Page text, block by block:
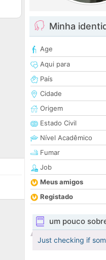
Minha
Age
Aqui para
País
Cidade
Origem
Estado Civil
Nível Acadêmico
Fumar
Job
Meus amigos
Registado
um pouco
Just checking if